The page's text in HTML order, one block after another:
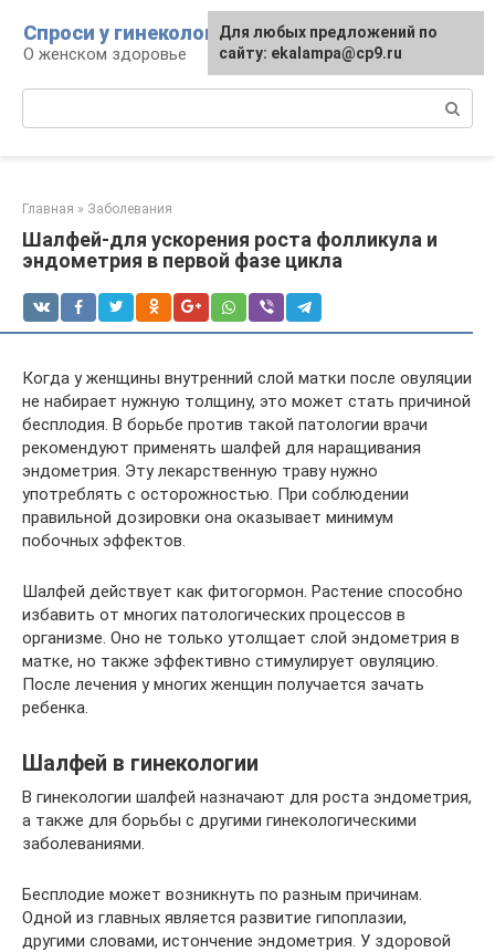
контенту
Спроси у гинеколога
О женском здоровье
Главная » Заболевания
Шалфей-для ускорения роста фолликула и
эндометрия в первой фазе цикла
Когда у женщины внутренний слой матки после овуляции
не набирает нужную толщину, это может стать причиной
бесплодия. В борьбе против такой патологии врачи
рекомендуют применять шалфей для наращивания
эндометрия. Эту лекарственную траву нужно
употреблять с осторожностью. При соблюдении
правильной дозировки она оказывает минимум
побочных эффектов.
Шалфей действует как фитогормон. Растение способно
избавить от многих патологических процессов в
организме. Оно не только утолщает слой эндометрия в
матке, но также эффективно стимулирует овуляцию.
После лечения у многих женщин получается зачать
ребенка.
Шалфей в гинекологии
В гинекологии шалфей назначают для роста эндометрия,
а также для борьбы с другими гинекологическими
заболеваниями.
Бесплодие может возникнуть по разным причинам.
Одной из главных является развитие гипоплазии,
другими словами, истончение эндометрия. У здоровой
Для любых предложений по
сайту: ekalampa@cp9.ru